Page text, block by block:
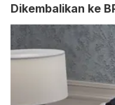
Dikembalikan ke